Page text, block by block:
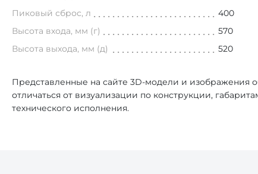
Пиковый сброс, л
400
Высота входа, мм (г)
570
Высота выхода, мм (д)
520
Представленные на сайте 3D-модели и изображения
отличаться от визуализации по конструкции,
технического исполнения.